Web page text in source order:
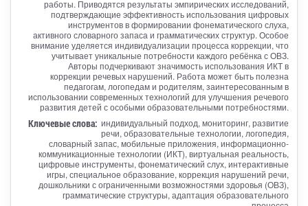
работы. Приводятся результаты эмпирических исследований,
подтверждающие эффективность использования цифровых
инструментов в формировании фонематического слуха,
активного словарного запаса и грамматических структур. Особое
внимание уделяется индивидуализации процесса коррекции, что
учитывает уникальные потребности каждого ребёнка с ОВЗ.
Авторы подчеркивают значимость использования ИКТ в
коррекции речевых нарушений. Работа может быть полезна
педагогам, логопедам и родителям, заинтересованным в
использовании современных технологий для улучшения речевого
развития детей с особыми образовательными потребностями.
Ключевые слова: индивидуальный подход, мониторинг, развитие
речи, образовательные технологии, логопедия,
словарный запас, мобильные приложения, информационно-
коммуникационные технологии (ИКТ), виртуальная реальность,
цифровые инструменты, фонематический слух, интерактивные
игры, специальное образование, коррекция нарушений речи,
дошкольники с ограниченными возможностями здоровья (ОВЗ),
грамматические структуры, адаптация образовательного